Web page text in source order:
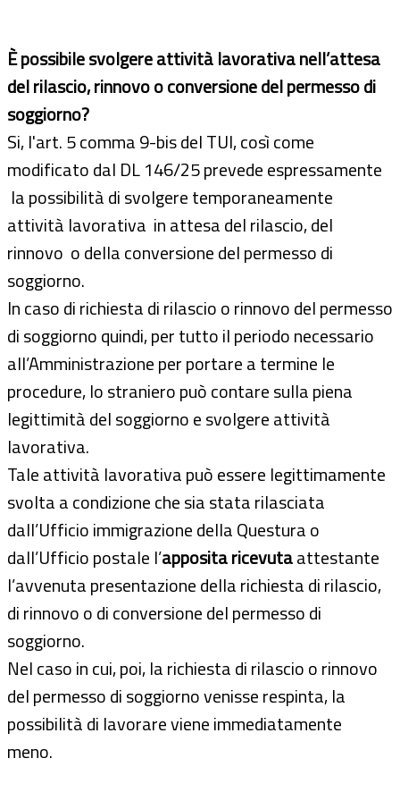
È possibile svolgere attività lavorativa nell’attesa
del rilascio, rinnovo o conversionedel permesso di
soggiorno?
Si, l'art. 5 comma 9-bis delTUI, così come
modificato dal DL 146/25 prevede espressamente
la possibilità di svolgere temporaneamente
attività lavorativa in attesa del rilascio, del
rinnovo o della conversione del permesso di
soggiorno.
In caso di richiesta di rilascio o rinnovo del permesso
di soggiorno quindi, per tutto il periodo necessario
all’Amministrazione per portare a termine le
procedure, lo straniero può contare sulla piena
legittimità del soggiorno e svolgere attività
lavorativa.
Tale attività lavorativa può essere legittimamente
svolta a condizione che sia stata rilasciata
dall’Ufficio immigrazione della Questura o
dall’Ufficio postale l’apposita ricevutaattestante
l’avvenuta presentazione della richiesta di rilascio,
di rinnovo o di conversione del permesso di
soggiorno.
Nel caso in cui, poi, la richiesta di rilascio o rinnovo
del permesso di soggiorno venisse respinta, la
possibilità di lavorare viene immediatamente
meno.